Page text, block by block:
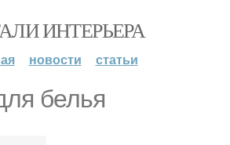
ИНТЕРЬЕРА
новости статьи
белья